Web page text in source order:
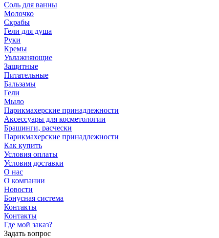
Соль для ванны
Молочко
Скрабы
Гели для душа
Руки
Кремы
Увлажняющие
Защитные
Питательные
Бальзамы
Гели
Мыло
Парикмахерские принадлежности
Аксессуары для косметологии
Брашинги, расчески
Парикмахерские принадлежности
Как купить
Условия оплаты
Условия доставки
О нас
О компании
Новости
Бонусная система
Контакты
Контакты
Где мой заказ?
Задать вопрос